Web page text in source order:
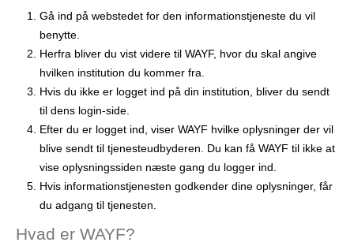
Gå ind på webstedet for den informationstjeneste du vil
benytte.
Herfra bliver du vist videre til WAYF, hvor du skal angive
hvilken institution du kommer fra.
Hvis du ikke er logget ind på din institution, bliver du sendt
til dens login-side.
Efter du er logget ind, viser WAYF hvilke oplysninger der vil
blive sendt til tjenesteudbyderen. Du kan få WAYF til ikke at
vise oplysningssiden næste gang du logger ind.
Hvis informationstjenesten godkender dine oplysninger, får
du adgang til tjenesten.
Hvad er WAYF?